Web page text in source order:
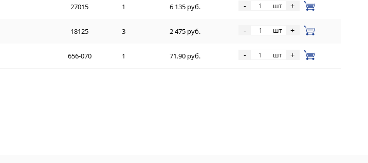
27015 1 6 135 руб. - шт +
18125 3 2 475 руб. - шт +
656-070 1 71.90 руб. - шт +